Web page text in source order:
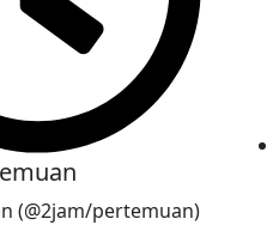
(@2jam/pertemuan)